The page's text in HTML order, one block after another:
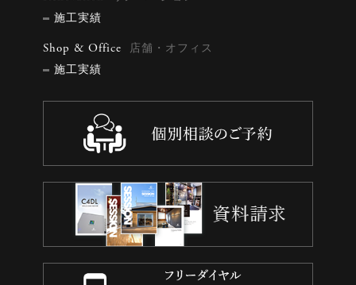
施工実績
Shop & Office
店舗・オフィス
施工実績